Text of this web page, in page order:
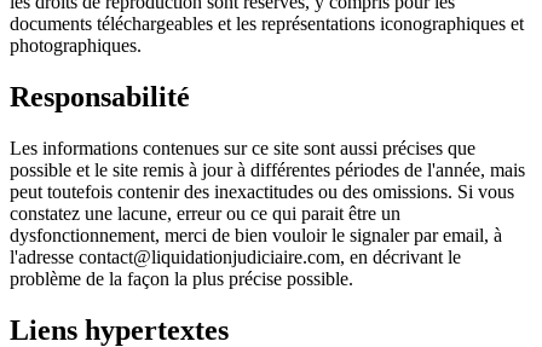
documents téléchargeables et les représentations iconographiques et
photographiques.
Responsabilité
Les informations contenues sur ce site sont aussi précises que
possible et le site remis à jour à différentes périodes de l'année, mais
peut toutefois contenir des inexactitudes ou des omissions. Si vous
constatez une lacune, erreur ou ce qui parait être un
dysfonctionnement, merci de bien vouloir le signaler par email, à
l'adresse contact@liquidationjudiciaire.com, en décrivant le
problème de la façon la plus précise possible.
Liens hypertextes